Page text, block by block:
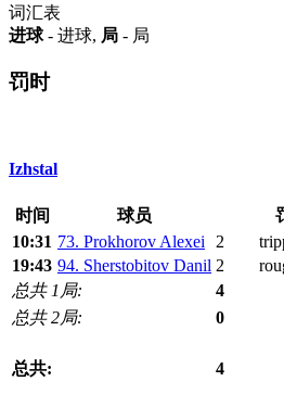
词汇表
进球- 进球, 局 - 局
罚时
Izhstal
时间 球员
10:31 73. Prokhorov Alexei 2
19:43 94. Sherstobitov Danil 2
总共 1局:
4
总共 2局:
0
总共: 4